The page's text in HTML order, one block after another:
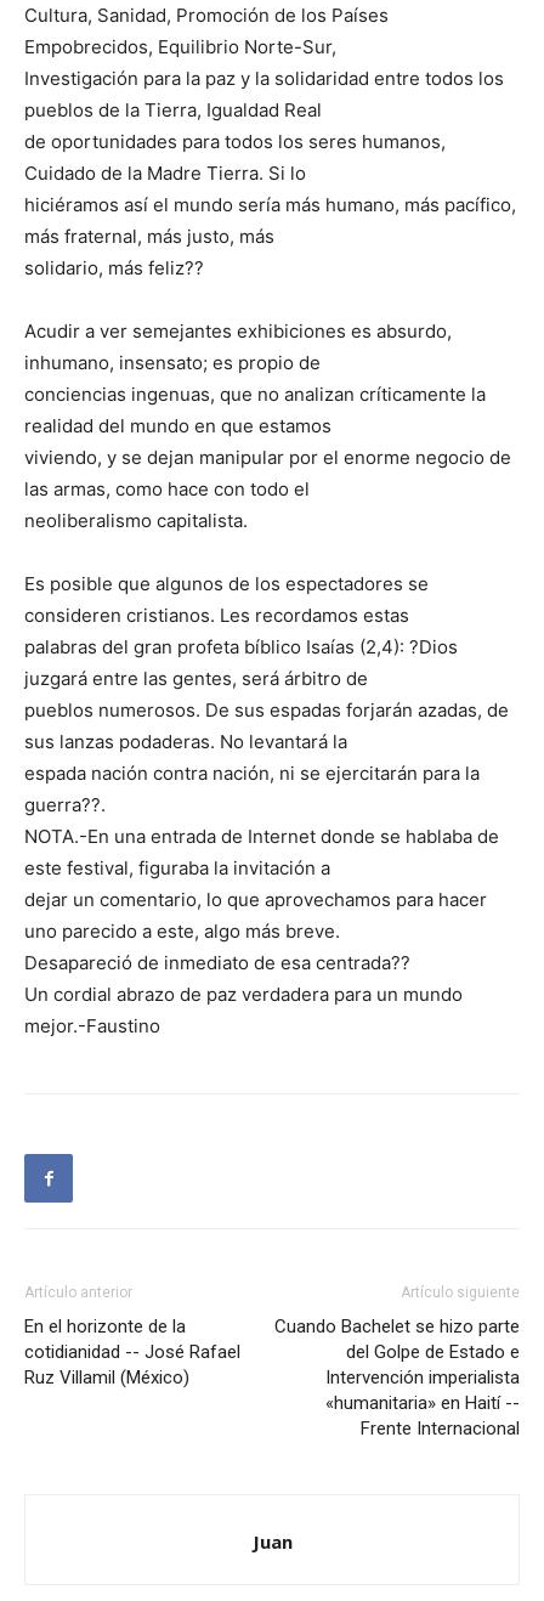
Cultura, Sanidad, Promoción de los Países
Empobrecidos, Equilibrio Norte-Sur,
Investigación para la paz y la solidaridad entre todos los
pueblos de la Tierra, Igualdad Real
de oportunidades para todos los seres humanos,
Cuidado de la Madre Tierra. Si lo
hiciéramos así el mundo sería más humano, más pacífico,
más fraternal, más justo, más
solidario, más feliz??
Acudir a ver semejantes exhibiciones es absurdo,
inhumano, insensato; es propio de
conciencias ingenuas, que no analizan críticamente la
realidad del mundo en que estamos
viviendo, y se dejan manipular por el enorme negocio de
las armas, como hace con todo el
neoliberalismo capitalista.
Es posible que algunos de los espectadores se
consideren cristianos. Les recordamos estas
palabras del gran profeta bíblico Isaías (2,4): ?Dios
juzgará entre las gentes, será árbitro de
pueblos numerosos. De sus espadas forjarán azadas, de
sus lanzas podaderas. No levantará la
espada nación contra nación, ni se ejercitarán para la
guerra??.
NOTA.-En una entrada de Internet donde se hablaba de
este festival, figuraba la invitación a
dejar un comentario, lo que aprovechamos para hacer
uno parecido a este, algo más breve.
Desapareció de inmediato de esa centrada??
Un cordial abrazo de paz verdadera para un mundo
mejor.-Faustino
Artículo anterior
En el horizonte de la
cotidianidad -- José Rafael
Ruz Villamil (México)
Artículo siguiente
Cuando Bachelet se hizo parte
del Golpe de Estado e
Intervención imperialista
«humanitaria» en Haití --
Frente Internacional
Juan